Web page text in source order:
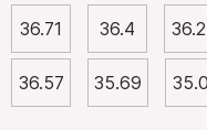
36.71 36.4
36.57 35.69